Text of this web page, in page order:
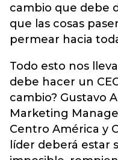
cambio que debe
que las cosas
permear hacia
Todo esto nos
debe hacer un
cambio? Gustavo
Marketing
Centro América y
líder deberá estar